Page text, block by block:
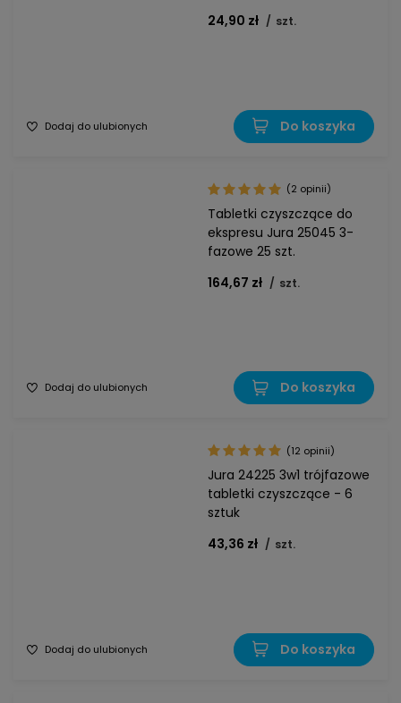
24,90 zł / szt.
Dodaj do ulubionych Do koszyka
Tabletki czyszczące do
ekspresu Jura 25045 3-
fazowe 25 szt.
164,67 zł / szt.
(2 opinii)
Dodaj do ulubionych Do koszyka
Jura 24225 3w1 trójfazowe
tabletki czyszczące - 6
sztuk
43,36 zł / szt.
(12 opinii)
Dodaj do ulubionych Do koszyka